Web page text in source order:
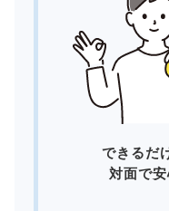
できるだ
対面で安